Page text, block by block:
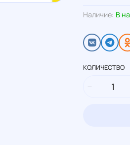
Наличие: В
КОЛИЧЕСТВО